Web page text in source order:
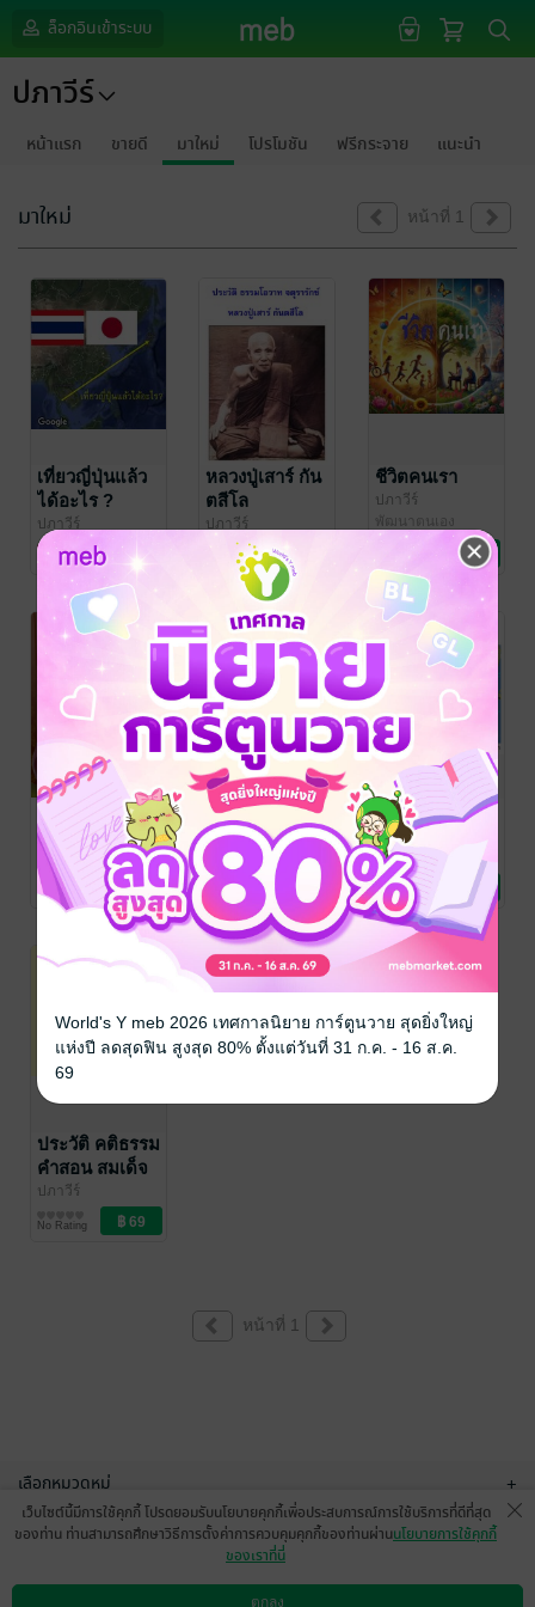
ล็อกอินเข้าระบบ
ปภาวีร์
หน้าแรก ขายดี มาใหม่ โปรโมชัน ฟรีกระจาย แนะนำ
มาใหม่ หน้าที่ 1
เที่ยวญี่ปุ่นแล้ว
ได้อะไร ?
ปภาวีร์
ท่องเที่ยว
1 Rating
หลวงปู่เสาร์ กัน
ตสีโล
ปภาวีร์
ชีวประวัติ
No Rating
ชีวิตคนเรา
ปภาวีร์
พัฒนาตนเอง
No Rating
อนุสรณ์งานออก
เมรุพิธี
พระราชทาน
เพลิงสรีระ
สังขารพระ
ภาวนาวิศาลเถร
(หลวงปู่บุญมี
กองบรรณาธิการ ป
ภาวีร์ / ปภาวีร์
ธรรมะ/ปรัชญา
No Rating
ครั้งหนึ่งในชีวิต
จะต้องไป
กัมพูชา
นายต้องการ/ ปภา
วีร์
ท่องเที่ยว
No Rating
เที่ยวเมืองจีน
แล้วได้อะไร
นายต้องการ
/ ปภา
วีร์
ท่องเที่ยว
No Rating
ประวัติ คติธรรม
คำสอน สมเด็จ
โตฯ
ปภาวีร์
No Rating
หน้าที่ 1
เลือกหมวดหมู่ +
บริการช่วยเหลือ
เว็บไซต์นี้มีการใช้คุกกี้ โปรดยอมรับนโยบายคุกกี้เพื่อประสบการณ์การใช้บริการที่ดีที่สุด
ของท่าน ท่านสามารถศึกษาวิธีการตั้งค่าการควบคุมคุกกี้ของท่านผ่านนโยบายการใช้คุกกี้
ของเราที่นี่
ตกลง
World's Y meb 2026 เทศกาลนิยาย การ์ตูนวาย สุดยิ่งใหญ่
แห่งปี ลดสุดฟิน สูงสุด 80% ตั้งแต่วันที่ 31 ก.ค. - 16 ส.ค.
69